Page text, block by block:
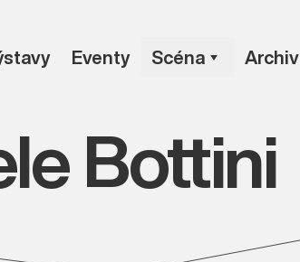
Eventy Scéna Archiv
Bottini